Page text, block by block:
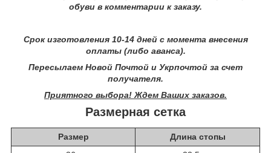
обуви в комментарии к заказу.
Срок изготовления 10-14 дней с момента внесения
оплаты (либо аванса).
Пересылаем Новой Почтой и Укрпочтой за счет
получателя.
Приятного выбора! Ждем Ваших заказов.
Размерная сетка
Размер
Длина стопы